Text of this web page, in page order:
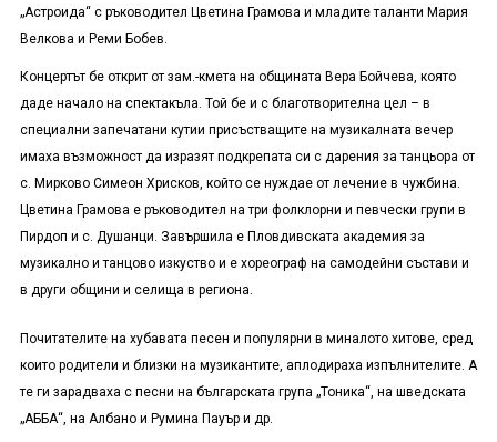
„Астроида“ с ръководител Цветина Грамова и младите таланти Мария
Велкова и Реми Бобев.
Концертът бе открит от зам.-кмета на общината Вера Бойчева, която
даде начало на спектакъла. Той бе и с благотворителна цел – в
специални запечатани кутии присъстващите на музикалната вечер
имаха възможност да изразят подкрепата си с дарения за танцьора от
с. Мирково Симеон Хрисков, който се нуждае от лечение в чужбина.
Цветина Грамова е ръководител на три фолклорни и певчески групи в
Пирдоп и с. Душанци. Завършила е Пловдивската академия за
музикално и танцово изкуство и е хореограф на самодейни състави и
в други общини и селища в региона.
Почитателите на хубавата песен и популярни в миналото хитове, сред
които родители и близки на музикантите, аплодираха изпълнителите. А
те ги зарадваха с песни на българската група „Тоника“, на шведската
„АББА“, на Албано и Румина Пауър и др.